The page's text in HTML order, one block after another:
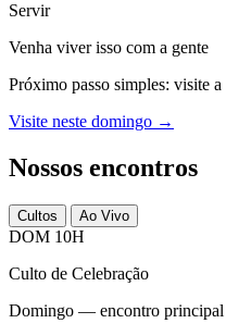
Servir
Venha viver isso com a gente
Próximo passo simples: visite
Visite neste domingo →
Nossos encontros
Cultos Ao Vivo
DOM 10H
Culto de Celebração
Domingo — encontro principal